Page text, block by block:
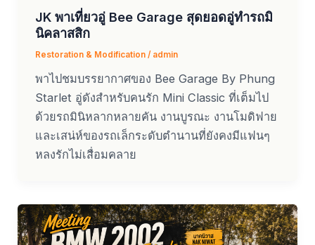
JK พาเที่ยวอู่ Bee Garage สุดยอดอู่ทำรถมิ
นิคลาสสิก
Restoration & Modification/ admin
พาไปชมบรรยากาศของ Bee Garage By Phung
Starlet อู่ดังสำหรับคนรัก Mini Classic ที่เต็มไป
ด้วยรถมินิหลากหลายคัน งานบูรณะ งานโมดิฟาย
และเสน่ห์ของรถเล็กระดับตำนานที่ยังคงมีแฟนๆ
หลงรักไม่เสื่อมคลาย